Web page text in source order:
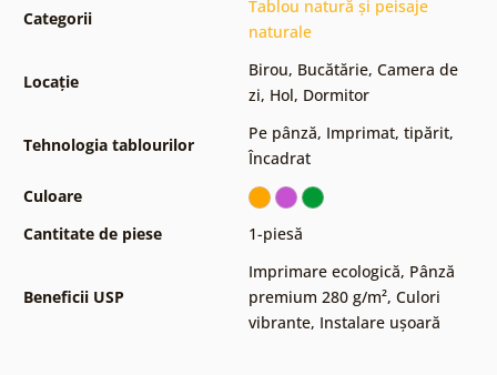
Categorii
Tablou natură și peisaje
naturale
Locație
Birou, Bucătărie, Camera de
zi, Hol, Dormitor
Tehnologia tablourilor
Pe pânză, Imprimat, tipărit,
Încadrat
Culoare
Cantitate de piese
1-piesă
Beneficii USP
Imprimare ecologică, Pânză
premium 280 g/m², Culori
vibrante, Instalare ușoară